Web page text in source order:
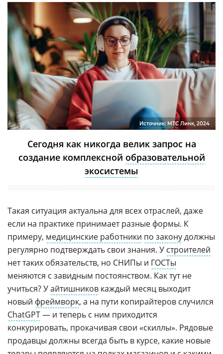
Источник: МТСЛинк, 2024
Сегодня как никогда велик запрос на
создание комплексной образовательной
экосистемы
Такая ситуация актуальна для всех отраслей, даже
если на практике принимает разные формы. К
примеру, медицинские работники по законудолжны
регулярно подтверждать свои знания. У строителей
нет таких обязательств, но СНИПы и ГОСТы
меняются с завидным постоянством. Как тут не
учиться? Уайтишников каждый месяц выходит
новый фреймворк, а на пути копирайтеров случился
ChatGPT— и теперь с ним приходится
конкурировать, прокачивая свои «скиллы». Рядовые
продавцы должны всегда быть в курсе, какие новые